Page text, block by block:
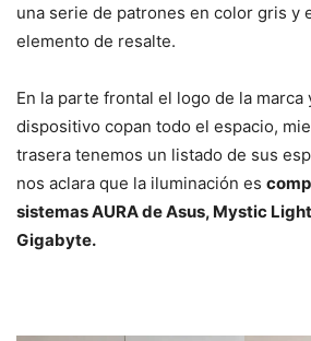
una serie de patrones en color gris y
elemento de resalte.
En la parte frontal el logo de la marca
dispositivo copan todo el espacio,
trasera tenemos un listado de sus
nos aclara que la iluminación es
sistemas AURA de Asus, Mystic
Gigabyte.